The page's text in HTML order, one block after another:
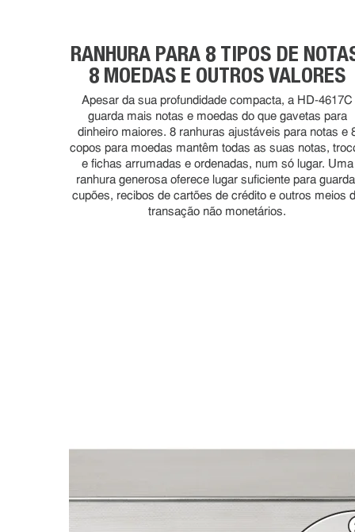
RANHURA PARA 8 TIPOS DE
8 MOEDAS E OUTROS VALORES
Apesar da sua profundidade compacta, a HD-4617C
guarda mais notas e moedas do que gavetas para
dinheiro maiores. 8 ranhuras ajustáveis para notas e
copos para moedas mantêm todas as suas notas,
e fichas arrumadas e ordenadas, num só lugar. Uma
ranhura generosa oferece lugar suficiente para
cupões, recibos de cartões de crédito e outros meios
transação não monetários.